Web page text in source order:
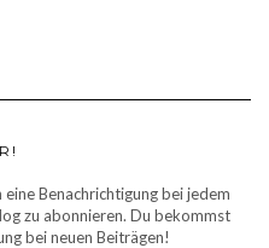
Benachrichtigung bei jedem
zu abonnieren. Du bekommst
bei neuen Beiträgen!